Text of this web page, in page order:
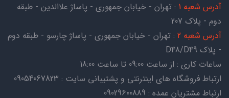
آدرس شعبه 1
: تهران - خیابان جمهوری - پاساژ علاالدین - طبقه
دوم - پلاک 207
آدرس شعبه 2
: تهران - خیابان جمهوری - پاساژ چارسو - طبقه دوم
- پلاک D48/D49
ساعات کاری : از ساعت 09:00 تا ساعت 18:00
ارتباط فروشگاه های اینترنتی و پشتیبانی سایت : 09054067823
ارتباط مشتریان عمده : 09029600889